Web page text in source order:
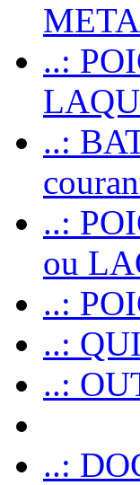
..:
..:
..:
ou
..:
..:
..:
..: